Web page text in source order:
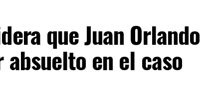
que Juan Orlando
absuelto en el caso